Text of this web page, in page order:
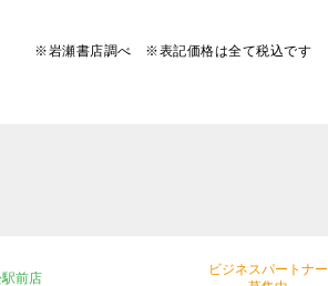
※岩瀬書店調べ ※表記価格は全て税込です
前店
ビジネスパートナー